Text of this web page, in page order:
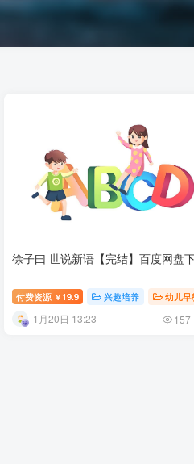
语文启蒙早教 幼儿教育
徐子曰 世说新语【完结】百度网盘
付费资源 ￥ 19.9 兴趣培养 幼儿早
1月20日 13:23 157